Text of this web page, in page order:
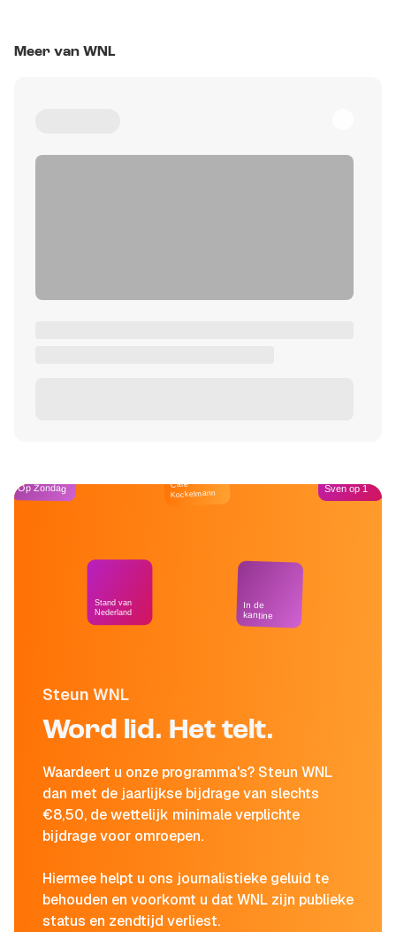
Meer van WNL
Steun WNL
Word lid. Het telt.
Waardeert u onze programma's? Steun WNL
dan met de jaarlijkse bijdrage van slechts
€8,50, de wettelijk minimale verplichte
bijdrage voor omroepen.
Hiermee helpt u ons journalistieke geluid te
behouden en voorkomt u dat WNL zijn publieke
status en zendtijd verliest.
Op Zondag
Stand van
Nederland
Café
Kockelmann
In de
kantine
Sven op 1